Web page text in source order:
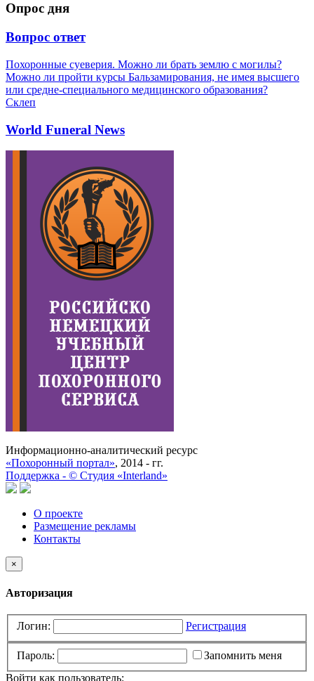
Опрос дня
Вопрос ответ
Похоронные суеверия. Можно ли брать землю с могилы?
Можно ли пройти курсы Бальзамирования, не имея высшего
или средне-специального медицинского образования?
Склеп
World Funeral News
Информационно-аналитический ресурс
«Похоронный портал», 2014 - гг.
Поддержка - © Cтудия «Interland»
О проекте
Размещение рекламы
Контакты
×
Авторизация
Логин: Регистрация
Пароль:
Запомнить меня
Войти как пользователь: